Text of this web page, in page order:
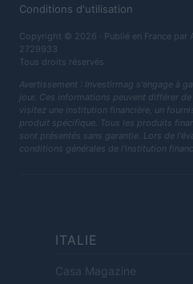
Conditions d'utilisation
Copyright © 2026 · Publié en France par
2729933
Tous droits réservés
Avertissement : Investirmag s'engage à
jour. Ces informations peuvent différer
visitez une institution financière, un
produit spécifique. Tous les produits
sont présentés sans garantie. Lors de
conditions générales de l'institution
ITALIE
Casa Magazine